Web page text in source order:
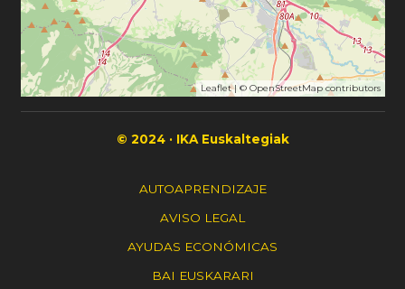
Leaflet| © OpenStreetMapcontributors
© 2024 · IKA Euskaltegiak
AUTOAPRENDIZAJE
AVISO LEGAL
AYUDAS ECONÓMICAS
BAI EUSKARARI